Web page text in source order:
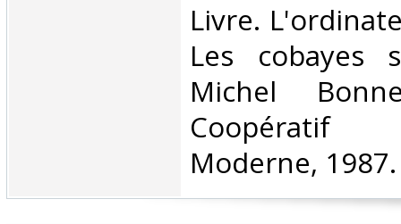
‎Livre.
Les cobayes
Michel
Moderne, 1987.‎